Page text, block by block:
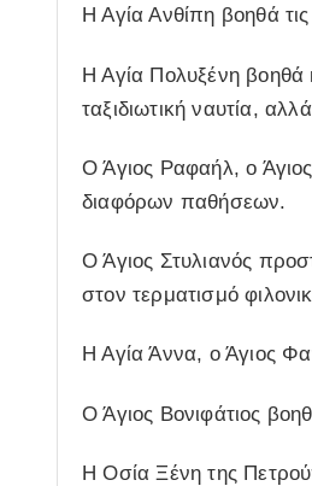
Η Αγία Ανθίπη βοηθά
Η Αγία Πολυξένη βοηθά
ταξιδιωτική ναυτία,
Ο Άγιος Ραφαήλ, ο
διαφόρων παθήσεων.
Ο Άγιος Στυλιανός
στον τερματισμό
Η Αγία Άννα, ο Άγιος
Ο Άγιος Βονιφάτιος
Η Οσία Ξένη της